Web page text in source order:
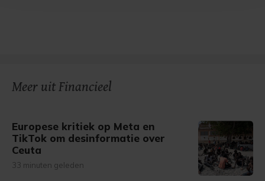
Meer uit Financieel
Europese kritiek op Meta en
TikTok om desinformatie over
Ceuta
33 minuten geleden